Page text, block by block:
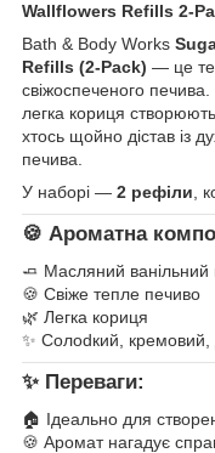
Wallflowers Refills 2-
Bath & Body Works
Refills (2-Pack) — це
свіжоспеченого
легка кориця
хтось щойно дістав із
печива.
У наборі — 2 рефіли,
🍪 Ароматна
🧈 Масляний ванільний
🍪 Свіже тепле печиво
🌿 Легка кориця
✨ Солodкий,
✨ Переваги:
🏠 Ідеально для
🍪 Аромат нагадує